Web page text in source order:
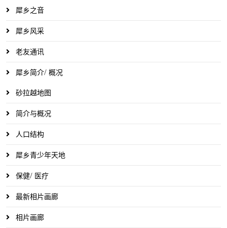
犀乡之音
犀乡风采
老友通讯
犀乡简介/ 概况
砂拉越地图
简介与概况
人口结构
犀乡青少年天地
保健/ 医疗
最新相片画廊
相片画廊